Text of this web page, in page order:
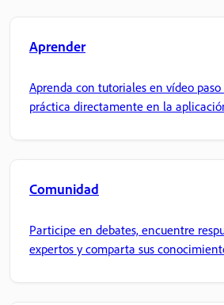
Aprender
Aprenda con tutoriales en vídeo
práctica directamente en la
Comunidad
Participe en debates, encuentre
expertos y comparta sus